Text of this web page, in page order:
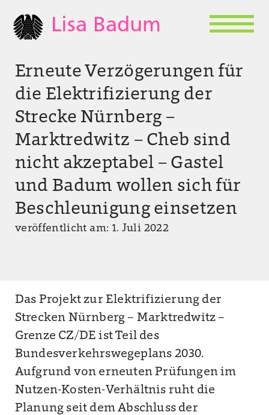
Lisa Badum
Erneute Verzögerungen für
die Elektrifizierung der
Strecke Nürnberg –
Marktredwitz – Cheb sind
nicht akzeptabel – Gastel
und Badum wollen sich für
Beschleunigung einsetzen
veröffentlicht am: 1. Juli 2022
Das Projekt zur Elektrifizierung der
Strecken Nürnberg – Marktredwitz –
Grenze CZ/DE ist Teil des
Bundesverkehrswegeplans 2030.
Aufgrund von erneuten Prüfungen im
Nutzen-Kosten-Verhältnis ruht die
Planung seit dem Abschluss der